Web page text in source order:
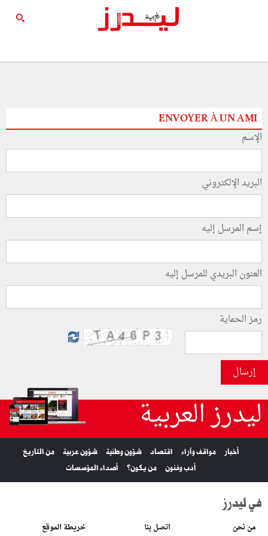
ENVOYER À UN AMI
الإسم
البريد الإلكتروني
إسم المرسل إليه
العنون البريدي للمرسل إليه
رمز الحماية
إرسال
ليدرز العربية
أخبار مواقف وآراء اقتصاد شؤون وطنية شؤون عربية
من التاريخ
أدب وفنون
من يكون؟ أصداء المؤسسات
في ليدرز
من نحن اتصل بنا خريطة الموقع